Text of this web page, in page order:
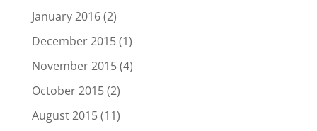
January 2016(2)
December 2015(1)
November 2015(4)
October 2015(2)
August 2015(11)